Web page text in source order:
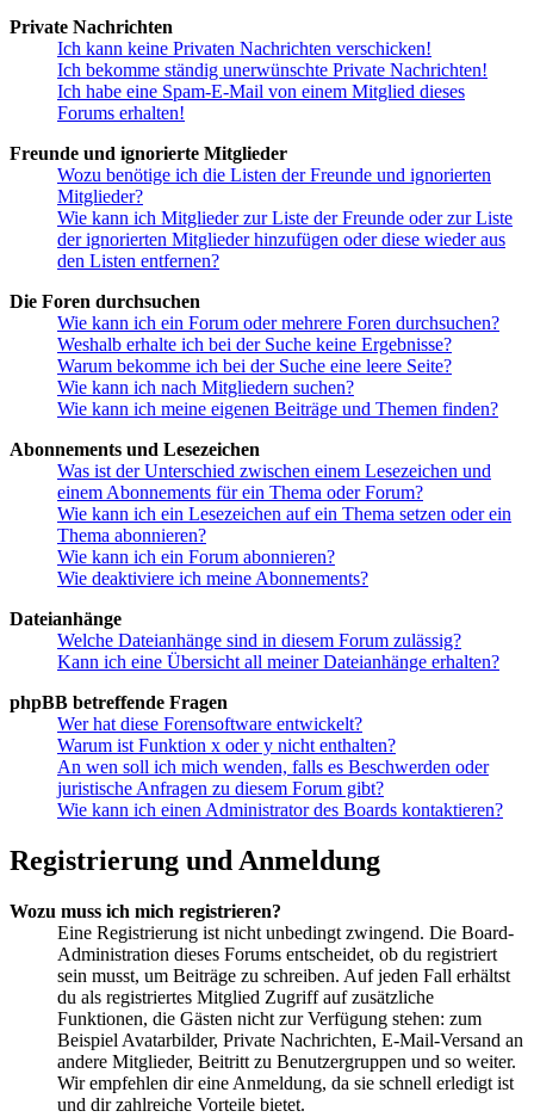
Private Nachrichten
Ich kann keine Privaten Nachrichten verschicken!
Ich bekomme ständig unerwünschte Private Nachrichten!
Ich habe eine Spam-E-Mail von einem Mitglied dieses
Forums erhalten!
Freunde und ignorierte Mitglieder
Wozu benötige ich die Listen der Freunde und ignorierten
Mitglieder?
Wie kann ich Mitglieder zur Liste der Freunde oder zur Liste
der ignorierten Mitglieder hinzufügen oder diese wieder aus
den Listen entfernen?
Die Foren durchsuchen
Wie kann ich ein Forum oder mehrere Foren durchsuchen?
Weshalb erhalte ich bei der Suche keine Ergebnisse?
Warum bekomme ich bei der Suche eine leere Seite?
Wie kann ich nach Mitgliedern suchen?
Wie kann ich meine eigenen Beiträge und Themen finden?
Abonnements und Lesezeichen
Was ist der Unterschied zwischen einem Lesezeichen und
einem Abonnements für ein Thema oder Forum?
Wie kann ich ein Lesezeichen auf ein Thema setzen oder ein
Thema abonnieren?
Wie kann ich ein Forum abonnieren?
Wie deaktiviere ich meine Abonnements?
Dateianhänge
Welche Dateianhänge sind in diesem Forum zulässig?
Kann ich eine Übersicht all meiner Dateianhänge erhalten?
phpBB betreffende Fragen
Wer hat diese Forensoftware entwickelt?
Warum ist Funktion x oder y nicht enthalten?
An wen soll ich mich wenden, falls es Beschwerden oder
juristische Anfragen zu diesem Forum gibt?
Wie kann ich einen Administrator des Boards kontaktieren?
Registrierung und Anmeldung
Wozu muss ich mich registrieren?
Eine Registrierung ist nicht unbedingt zwingend. Die Board-
Administration dieses Forums entscheidet, ob du registriert
sein musst, um Beiträge zu schreiben. Auf jeden Fall erhältst
du als registriertes Mitglied Zugriff auf zusätzliche
Funktionen, die Gästen nicht zur Verfügung stehen: zum
Beispiel Avatarbilder, Private Nachrichten, E-Mail-Versand an
andere Mitglieder, Beitritt zu Benutzergruppen und so weiter.
Wir empfehlen dir eine Anmeldung, da sie schnell erledigt ist
und dir zahlreiche Vorteile bietet.